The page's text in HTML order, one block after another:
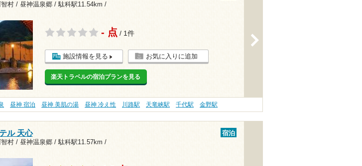
村 / 昼神温泉郷 /駄科駅11.54km /
- 点 / 1件
施設情報を見る お気に入りに追加
楽天トラベルの宿泊プランを見る
昼神 宿泊 昼神 美肌の湯 昼神 冷え性 川路駅 天竜峡駅 千代駅 金野駅
ル 天心
村 / 昼神温泉郷 / 駄科駅11.57km /
宿泊